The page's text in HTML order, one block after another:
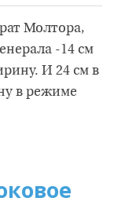
Молтора,
-14 см
И 24 см в
в режиме